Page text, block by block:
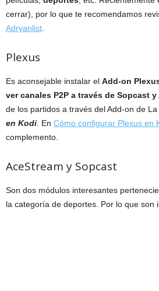
cerrar), por lo que te recomendamos
Adryanlist.
Plexus
Es aconsejable instalar el Add-on
ver canales P2P a través de Sopcast y
de los partidos a través del Add-on de
en Kodi. En Cómo configurar Plexus en
complemento.
AceStream y Sopcast
Son dos módulos interesantes
la categoría de deportes. Por lo que son